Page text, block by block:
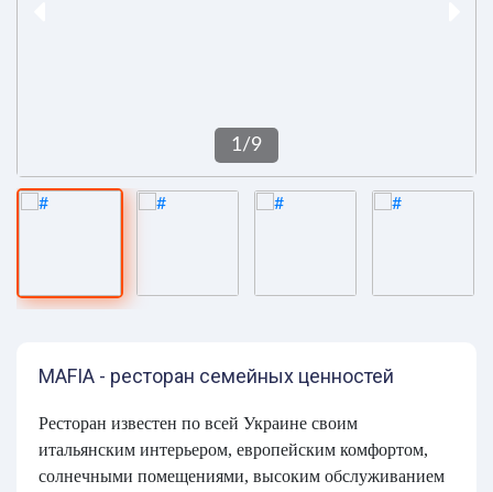
1/9
MAFIA - ресторан семейных ценностей
Ресторан известен по всей Украине своим
итальянским интерьером, европейским комфортом,
солнечными помещениями, высоким обслуживанием